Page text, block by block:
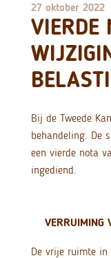
27 oktober 2022
VIERDE
Bij de Tweede
behandeling. De
een vierde nota
ingediend.
VERRUIMING
De vrije ruimte in